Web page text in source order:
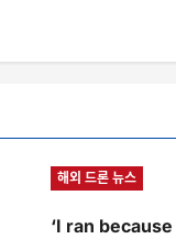
해외 드론 뉴스
‘I ran